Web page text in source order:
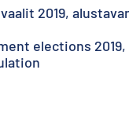
2019,
elections